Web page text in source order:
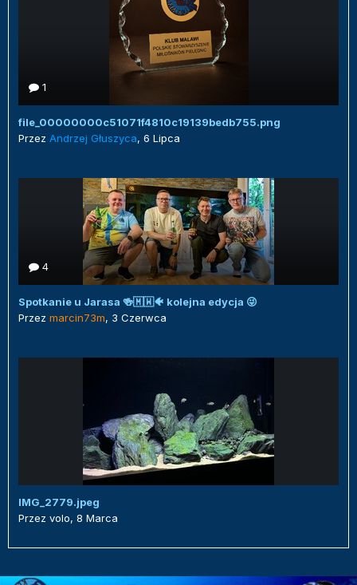
1
file_00000000c51071f4810c19139bedb755.png
Przez Andrzej Głuszyca, 6 Lipca
4
Spotkanie u Jarasa 🍻🇲🇼🐠 kolejna edycja 😜
Przez marcin73m, 3 Czerwca
IMG_2779.jpeg
Przez volo, 8 Marca